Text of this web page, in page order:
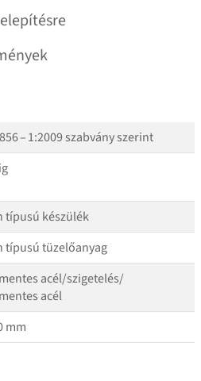
– 1:2009 szabvány szerint
típusú készülék
típusú tüzelőanyag
acél/​szigetelés/​
acél
mm